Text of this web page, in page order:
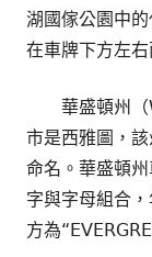
湖國傢公園中
在車牌下方左右
華盛頓州（
市是西雅圖，
命名。華盛頓
字與字母組合
方為